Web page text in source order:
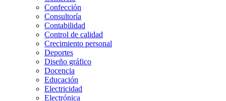
Confección
Consultoría
Contabilidad
Control de calidad
Crecimiento personal
Deportes
Diseño gráfico
Docencia
Educación
Electricidad
Electrónica